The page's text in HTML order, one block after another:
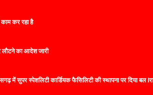
कर रहा है
लौटने का आदेश जारी
में सुपर स्पेशलिटी कार्डियक फैसिलिटी की स्थापना पर दिया